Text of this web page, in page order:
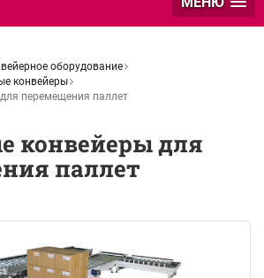
оборудование
конвейеры
перемещения паллет
конвейеры для
паллет